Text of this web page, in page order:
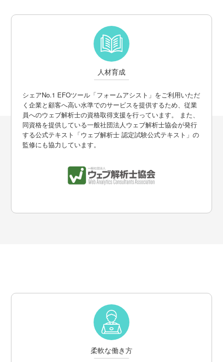
人材育成
シェアNo.1 EFOツール「フォームアシスト」をご利用いただ
く企業と顧客へ高い水準でのサービスを提供するため、従業
員へのウェブ解析士の資格取得支援を行っています。 また、
同資格を提供している一般社団法人ウェブ解析士協会が発行
する公式テキスト「ウェブ解析士 認定試験公式テキスト」の
監修にも協力しています。
柔軟な働き方